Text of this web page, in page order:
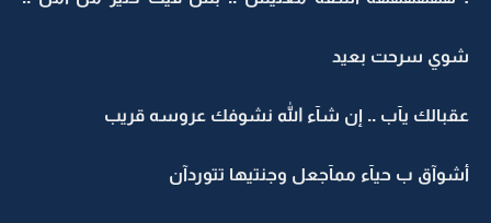
شوي سرحت بعيد
عقبالك يآب .. إن شآء الله نشوفك عروسه قريب
أشوآق ب حيآء ممآجعل وجنتيها تتوردآن